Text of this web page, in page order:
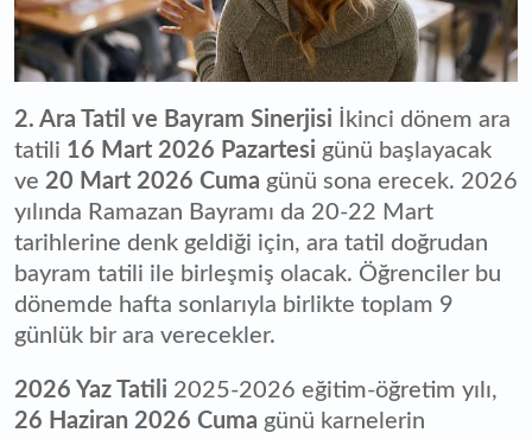
2. Ara Tatil ve Bayram Sinerjisi İkinci dönem ara
tatili 16 Mart 2026 Pazartesi günü başlayacak
ve 20 Mart 2026 Cuma günü sona erecek. 2026
yılında Ramazan Bayramı da 20-22 Mart
tarihlerine denk geldiği için, ara tatil doğrudan
bayram tatili ile birleşmiş olacak. Öğrenciler bu
dönemde hafta sonlarıyla birlikte toplam 9
günlük bir ara verecekler.
2026 Yaz Tatili 2025-2026 eğitim-öğretim yılı,
26 Haziran 2026 Cuma günü karnelerin